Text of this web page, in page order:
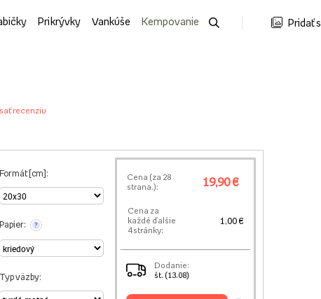
Prikrývky Vankúše Kempovanie Pridať
recenziu
Formát [cm]:
Papier: ?
Typ väzby:
Cena (za 28
strana.):
19,90 €
Cena za
každé ďalšie
4 stránky:
1,00 €
Dodanie:
št. (13.08)